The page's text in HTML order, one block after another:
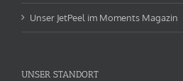
Unser JetPeel im Moments Magazin
UNSER STANDORT